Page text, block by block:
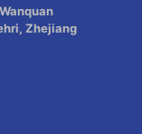
Zhejiang